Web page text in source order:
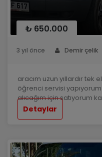
₺ 650.000
3 yıl önce Demir çelik
aracım uzun yıllardır tek
öğrenci servisi
alıcağım için satıyorum
olsa pazarlık araç başında
Detaylar